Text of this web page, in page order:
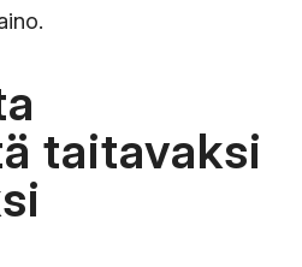
taitavaksi